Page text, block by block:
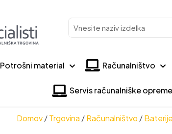
Vnesite
naziv
Potrošni material Računalništvo
Servis računalniške opreme
Domov / Trgovina / Računalništvo /